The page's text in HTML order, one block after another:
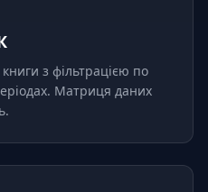
з фільтрацією по
Матриця даних